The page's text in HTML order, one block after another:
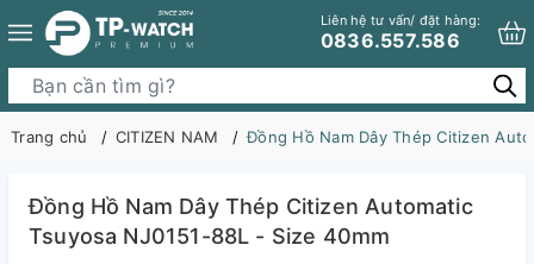
Liên hệ tư vấn/ đặt hàng:
0836.557.586
Trang chủ CITIZEN NAM Đồng Hồ Nam Dây Thép Citizen
Đồng Hồ Nam Dây Thép Citizen Automatic
Tsuyosa NJ0151-88L - Size 40mm